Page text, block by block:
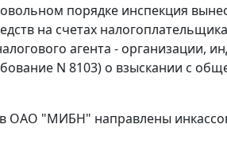
порядке инспекция
на счетах
агента - организации,
N 8103) о взыскании с
ОАО "МИБН" направлены